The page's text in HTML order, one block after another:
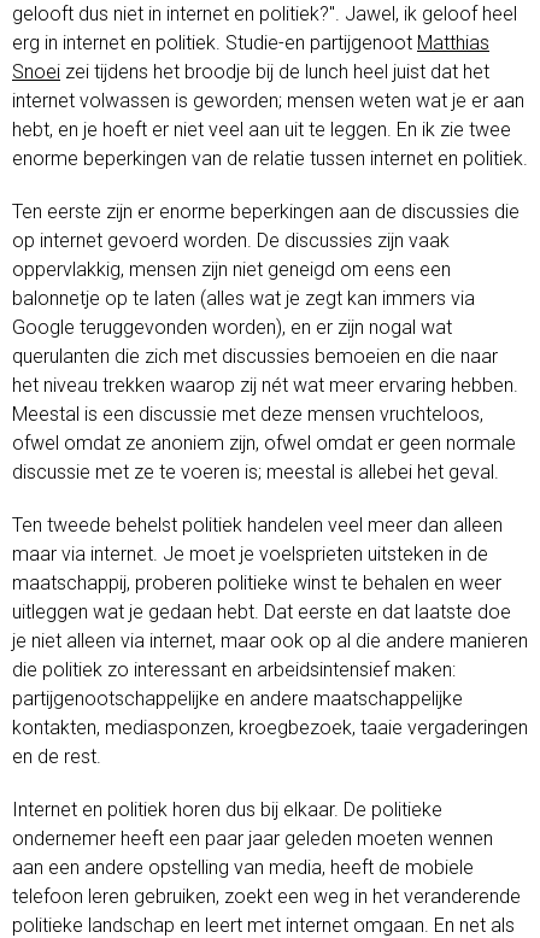
gelooft dus niet in internet en politiek?". Jawel, ik geloof heel
erg in internet en politiek. Studie-en partijgenoot Matthias
Snoei zei tijdens het broodje bij de lunch heel juist dat het
internet volwassen is geworden; mensen weten wat je er aan
hebt, en je hoeft er niet veel aan uit te leggen. En ik zie twee
enorme beperkingen van de relatie tussen internet en politiek.
Ten eerste zijn er enorme beperkingen aan de discussies die
op internet gevoerd worden. De discussies zijn vaak
oppervlakkig, mensen zijn niet geneigd om eens een
balonnetje op te laten (alles wat je zegt kan immers via
Google teruggevonden worden), en er zijn nogal wat
querulanten die zich met discussies bemoeien en die naar
het niveau trekken waarop zij nét wat meer ervaring hebben.
Meestal is een discussie met deze mensen vruchteloos,
ofwel omdat ze anoniem zijn, ofwel omdat er geen normale
discussie met ze te voeren is; meestal is allebei het geval.
Ten tweede behelst politiek handelen veel meer dan alleen
maar via internet. Je moet je voelsprieten uitsteken in de
maatschappij, proberen politieke winst te behalen en weer
uitleggen wat je gedaan hebt. Dat eerste en dat laatste doe
je niet alleen via internet, maar ook op al die andere manieren
die politiek zo interessant en arbeidsintensief maken:
partijgenootschappelijke en andere maatschappelijke
kontakten, mediasponzen, kroegbezoek, taaie vergaderingen
en de rest.
Internet en politiek horen dus bij elkaar. De politieke
ondernemer heeft een paar jaar geleden moeten wennen
aan een andere opstelling van media, heeft de mobiele
telefoon leren gebruiken, zoekt een weg in het veranderende
politieke landschap en leert met internet omgaan. En net als